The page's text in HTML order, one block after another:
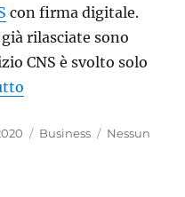
con firma digitale.
rilasciate sono
CNS è svolto solo
Categorie
Business
Nessun